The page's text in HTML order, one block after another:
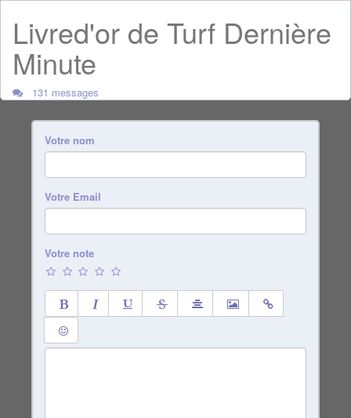
Livred'or de Turf Dernière
Minute
131 messages
Votre nom
Votre Email
Votre note